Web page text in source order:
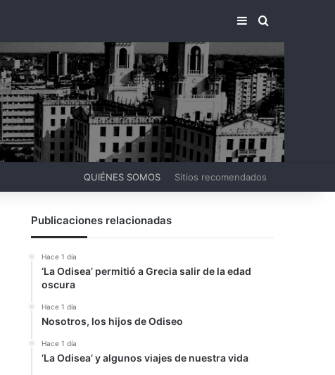
BARRA LATERAL
BUSCAR
QUIÉNES SOMOS Sitios recomendados
Publicaciones relacionadas
Hace 1 día
‘La Odisea’ permitió a Grecia salir de la edad
oscura
Hace 1 día
Nosotros, los hijos de Odiseo
Hace 1 día
‘La Odisea’ y algunos viajes de nuestra vida